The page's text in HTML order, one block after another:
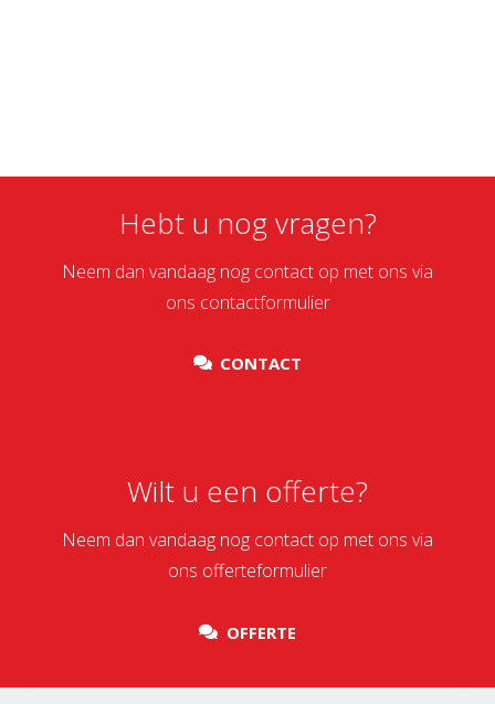
Wilms
Hebt u nog vragen?
Neem dan vandaag nog contact op met ons via
ons contactformulier
CONTACT
Wilt u een offerte?
Neem dan vandaag nog contact op met ons via
ons offerteformulier
OFFERTE